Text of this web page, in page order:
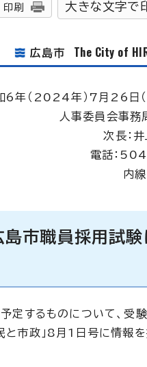
印刷 大きな文字で
広島市 The City of
6年（2024年）7月26日（
人事委員会事務
次長：
電話：
内
島市職員採用試
するものについて、受験
と市政」8月1日号に情報